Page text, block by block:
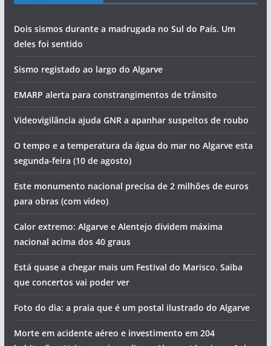
Dois sismos durante a madrugada no Sul do País. Um
deles foi sentido
Sismo registado ao largo do Algarve
EMARP alerta para constrangimentos de trânsito
Videovigilância ajuda GNR a apanhar suspeitos de roubo
O tempo e a temperatura da água do mar no Algarve esta
segunda-feira (10 de agosto)
Este monumento nacional precisa de 2 milhões de euros
para obras (com vídeo)
Calor extremo: Algarve e Alentejo dividem máxima
nacional acima dos 40 graus
Está quase a chegar mais um Festival do Marisco. Saiba
que concertos vai poder ver
Foto do dia: a praia que é um postal ilustrado do Algarve
Morte em acidente aéreo e investimento em 204